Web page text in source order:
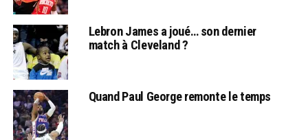
Lebron James a joué… son dernier
match à Cleveland ?
Quand Paul George remonte le temps